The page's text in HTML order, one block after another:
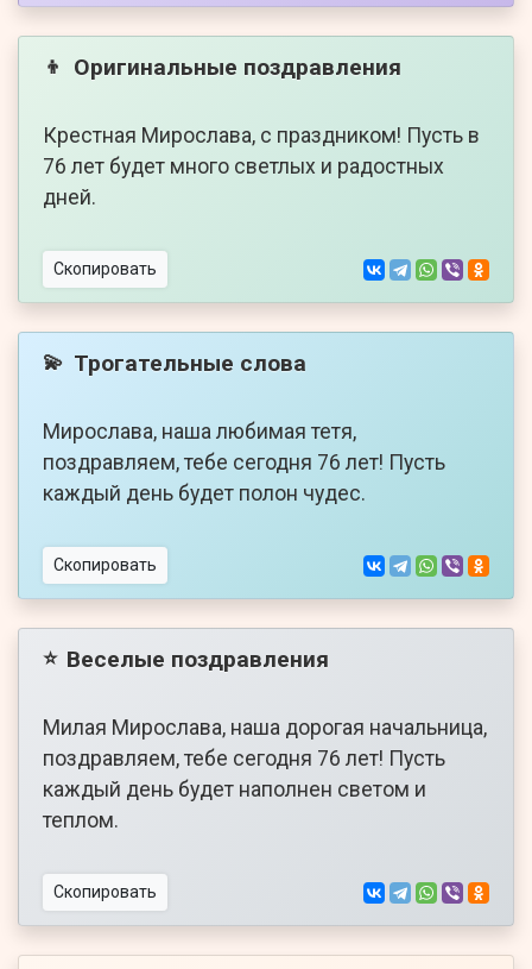
👦 Оригинальные поздравления
Крестная Мирослава, с праздником! Пусть в
76 лет будет много светлых и радостных
дней.
Скопировать
💫 Трогательные слова
Мирослава, наша любимая тетя,
поздравляем, тебе сегодня 76 лет! Пусть
каждый день будет полон чудес.
Скопировать
⭐ Веселые поздравления
Милая Мирослава, наша дорогая начальница,
поздравляем, тебе сегодня 76 лет! Пусть
каждый день будет наполнен светом и
теплом.
Скопировать